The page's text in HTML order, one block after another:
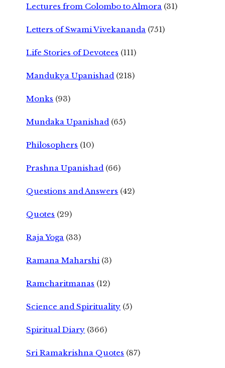
Lectures from Colombo to Almora (31)
Letters of Swami Vivekananda (751)
Life Stories of Devotees (111)
Mandukya Upanishad (218)
Monks (93)
Mundaka Upanishad (65)
Philosophers (10)
Prashna Upanishad (66)
Questions and Answers (42)
Quotes (29)
Raja Yoga (33)
Ramana Maharshi (3)
Ramcharitmanas (12)
Science and Spirituality (5)
Spiritual Diary (366)
Sri Ramakrishna Quotes (87)